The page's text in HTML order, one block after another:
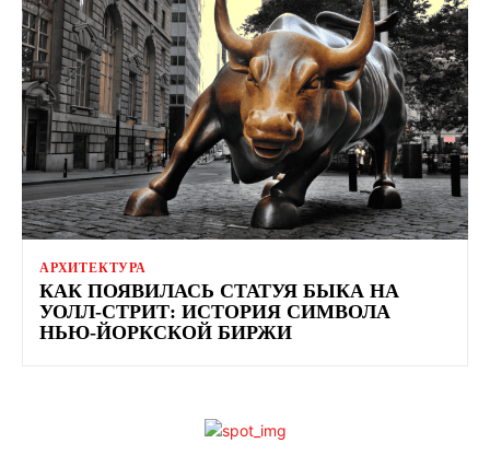
АРХИТЕКТУРА
КАК ПОЯВИЛАСЬ СТАТУЯ БЫКА НА
УОЛЛ-СТРИТ: ИСТОРИЯ СИМВОЛА
НЬЮ-ЙОРКСКОЙ БИРЖИ